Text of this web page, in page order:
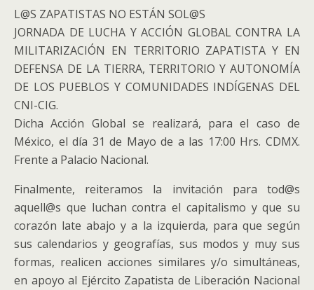
L@S ZAPATISTAS NO ESTÁN SOL@S
JORNADA DE LUCHA Y ACCIÓN GLOBAL CONTRA LA
MILITARIZACIÓN EN TERRITORIO ZAPATISTA Y EN
DEFENSA DE LA TIERRA, TERRITORIO Y AUTONOMÍA
DE LOS PUEBLOS Y COMUNIDADES INDÍGENAS DEL
CNI-CIG.
Dicha Acción Global se realizará, para el caso de
México, el día 31 de Mayo de a las 17:00 Hrs. CDMX.
Frente a Palacio Nacional.
Finalmente, reiteramos la invitación para tod@s
aquell@s que luchan contra el capitalismo y que su
corazón late abajo y a la izquierda, para que según
sus calendarios y geografías, sus modos y muy sus
formas, realicen acciones similares y/o simultáneas,
en apoyo al Ejército Zapatista de Liberación Nacional